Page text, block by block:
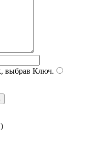
выбрав Ключ.